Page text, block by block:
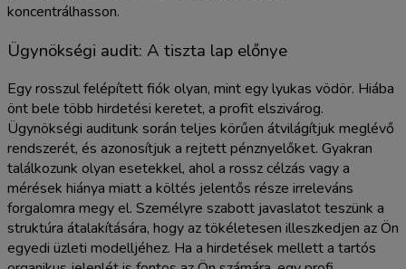
koncentrálhasson.
Ügynökségi audit: A tiszta lap előnye
Egy rosszul felépített fiók olyan, mint egy lyukas vödör. Hiába
önt bele több hirdetési keretet, a profit elszivárog.
Ügynökségi auditunk során teljes körűen átvilágítjuk meglévő
rendszerét, és azonosítjuk a rejtett pénznyelőket. Gyakran
találkozunk olyan esetekkel, ahol a rossz célzás vagy a
mérések hiánya miatt a költés jelentős része irreleváns
forgalomra megy el. Személyre szabott javaslatot teszünk a
struktúra átalakítására, hogy az tökéletesen illeszkedjen az Ön
egyedi üzleti modelljéhez. Ha a hirdetések mellett a tartós